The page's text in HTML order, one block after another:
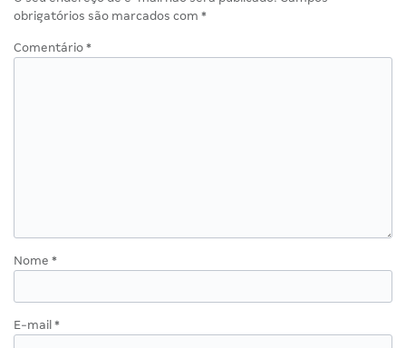
obrigatórios são marcados com *
Comentário *
Nome *
E-mail *